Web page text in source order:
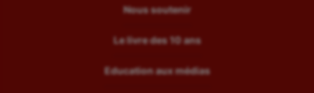
Nous soutenir
Le livre des 10 ans
Education aux médias